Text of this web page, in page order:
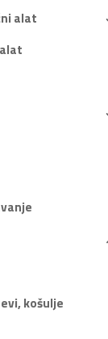
alat
košulje